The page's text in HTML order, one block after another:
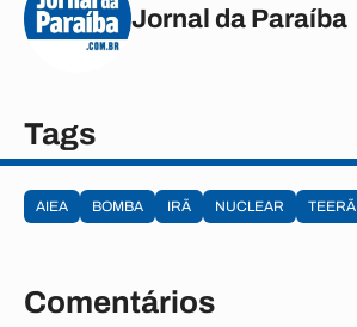
Jornal da Paraíba
Tags
AIEA BOMBA IRÃ NUCLEAR TEERÃ
Comentários